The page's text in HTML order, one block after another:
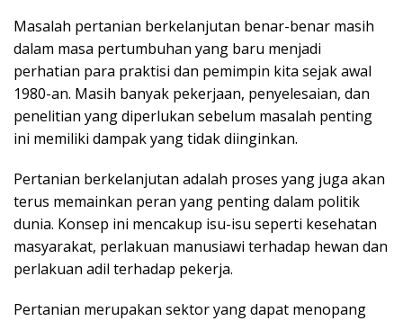
Masalah pertanian berkelanjutan benar-benar masih
dalam masa pertumbuhan yang baru menjadi
perhatian para praktisi dan pemimpin kita sejak awal
1980-an. Masih banyak pekerjaan, penyelesaian, dan
penelitian yang diperlukan sebelum masalah penting
ini memiliki dampak yang tidak diinginkan.
Pertanian berkelanjutan adalah proses yang juga akan
terus memainkan peran yang penting dalam politik
dunia. Konsep ini mencakup isu-isu seperti kesehatan
masyarakat, perlakuan manusiawi terhadap hewan dan
perlakuan adil terhadap pekerja.
Pertanian merupakan sektor yang dapat menopang